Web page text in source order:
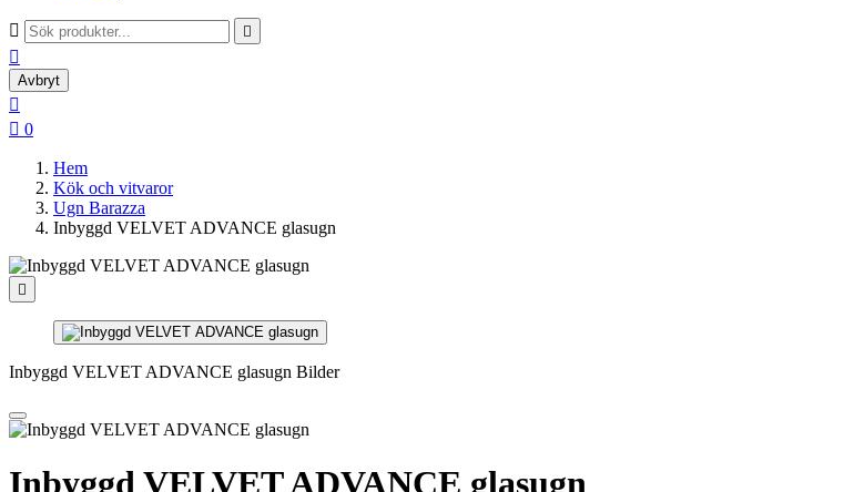
 

Avbryt

 0
Hem
Kök och vitvaror
Ugn Barazza
Inbyggd VELVET ADVANCE glasugn

Inbyggd VELVET ADVANCE glasugn Bilder
Inbyggd VELVET ADVANCE glasugn